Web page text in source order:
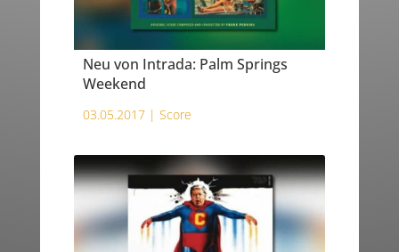
Neu von Intrada: Palm Springs
Weekend
03.05.2017 | Score